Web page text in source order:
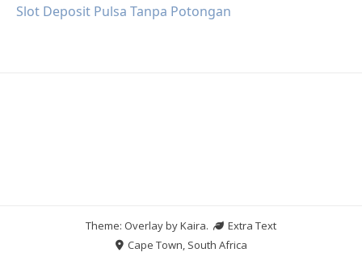
Slot Deposit Pulsa Tanpa Potongan
Theme: Overlay byKaira.
Extra Text
Cape Town, South Africa